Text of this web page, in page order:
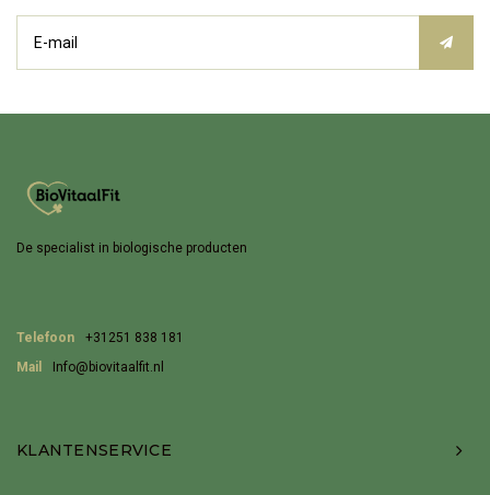
De specialist in biologische producten
Telefoon
+31251 838 181
Mail
Info@biovitaalfit.nl
KLANTENSERVICE